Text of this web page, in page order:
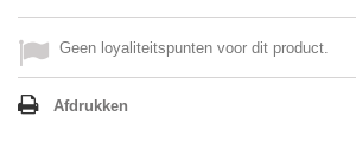
Geen loyaliteitspunten voor dit product.
Afdrukken